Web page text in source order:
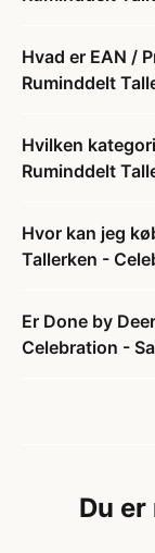
Hvad er EAN /
Ruminddelt
Hvilken
Ruminddelt
Hvor kan jeg
Tallerken -
Er Done by
Celebration -
Du